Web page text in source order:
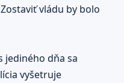
vládu by bolo
jediného dňa sa
vyšetruje